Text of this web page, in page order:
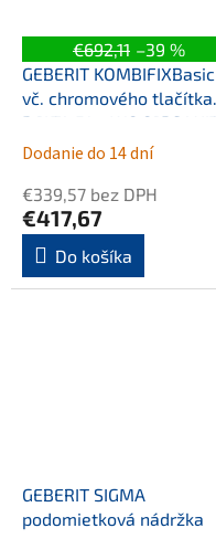
€692,11 –39 %
GEBERIT KOMBIFIXBasic
vč. chromového tlačítka
DELTA 51 + WC CERSANIT
CLEANON PARVA +
PA2
Dodanie do 14 dní
€339,57 bez DPH
€417,67
Do košíka
GEBERIT SIGMA
podomietková nádržka